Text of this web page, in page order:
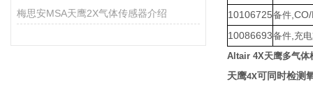
梅思安MSA天鹰2X气体传感器介绍 10106725备件
10086693备件 充
Altair 4X天鹰多气体
天鹰4X可同时检测